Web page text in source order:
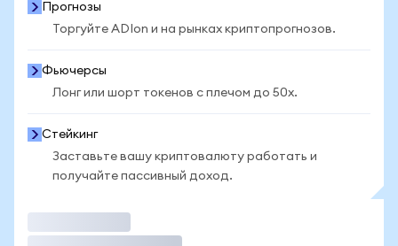
Прогнозы
Торгуйте ADIon и на рынках криптопрогнозов.
Фьючерсы
Лонг или шорт токенов с плечом до 50x.
Стейкинг
Заставьте вашу криптовалюту работать и
получайте пассивный доход.